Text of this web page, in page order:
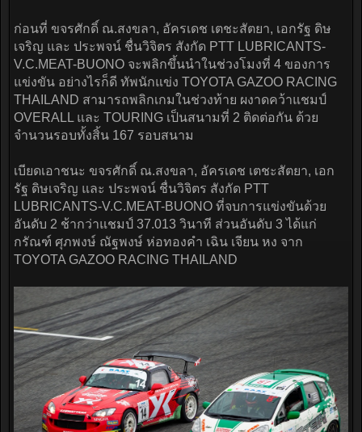
ก่อนที่ ขจรศักดิ์ ณ.สงขลา, อัครเดช เตชะสัตยา, เอกรัฐ ดิษ
เจริญ และ ประพจน์ ชื่นวิจิตร สังกัด PTT LUBRICANTS-
V.C.MEAT-BUONO จะพลิกขึ้นนำในช่วงโมงที่ 4 ของการ
แข่งขัน อย่างไรก็ดี ทัพนักแข่ง TOYOTA GAZOO RACING
THAILAND สามารถพลิกเกมในช่วงท้าย ผงาดคว้าแชมป์
OVERALL และ TOURING เป็นสนามที่ 2 ติดต่อกัน ด้วย
จำนวนรอบทั้งสิ้น 167 รอบสนาม
เบียดเอาชนะ ขจรศักดิ์ ณ.สงขลา, อัครเดช เตชะสัตยา, เอก
รัฐ ดิษเจริญ และ ประพจน์ ชื่นวิจิตร สังกัด PTT
LUBRICANTS-V.C.MEAT-BUONO ที่จบการแข่งขันด้วย
อันดับ 2 ช้ากว่าแชมป์ 37.013 วินาที ส่วนอันดับ 3 ได้แก่
กรัณฑ์ ศุภพงษ์ ณัฐพงษ์ ห่อทองคำ เฉิน เจียน หง จาก
TOYOTA GAZOO RACING THAILAND